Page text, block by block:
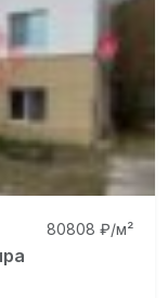
80808 ₽/м²